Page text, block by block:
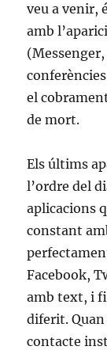
veu a venir,
amb
el
de mort.
Els últims
l’ordre del
aplicacions
constant
Facebook,
amb text, i
diferit.
contacte